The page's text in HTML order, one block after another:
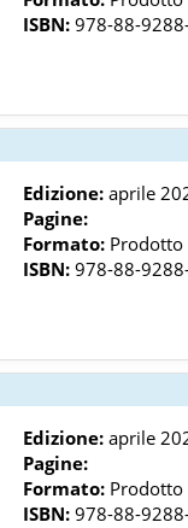
ISBN: 978-88-
Edizione: aprile
Pagine:
Formato: Prodotto
ISBN: 978-88-
Edizione: aprile
Pagine:
Formato: Prodotto
ISBN: 978-88-